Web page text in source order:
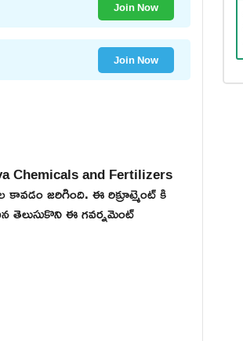
Join Now
Join Now
Chemicals and Fertilizers
జరిగింది. ఈ రిక్రూట్మెంట్ కి
తెలుసుకొని ఈ గవర్నమెంట్